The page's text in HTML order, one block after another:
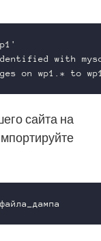
with
on wp1.* to
сайта на